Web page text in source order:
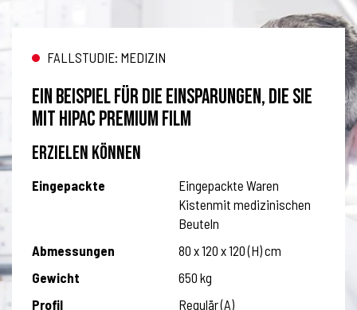
FALLSTUDIE: MEDIZIN
EIN BEISPIEL FÜR DIE EINSPARUNGEN, DIE SIE
MIT HIPAC PREMIUM FILM
ERZIELEN KÖNNEN
Eingepackte
Eingepackte Waren
Kistenmit medizinischen
Beuteln
Abmessungen
80 x 120 x 120 (H) cm
Gewicht
650 kg
Profil
Regulär (A)